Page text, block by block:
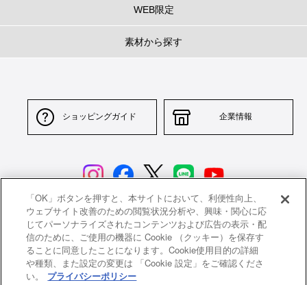
WEB限定
素材から探す
ショッピングガイド 企業情報
サイトポリシー 特定商取引法に基づく表示
並行輸入品について 個人情報保護方針
返品について
「OK」ボタンを押すと、本サイトにおいて、利便性向上、
ウェブサイト改善のための閲覧状況分析や、興味・関心に応
じてパーソナライズされたコンテンツおよび広告の表示・配
信のために、ご使用の機器に Cookie （クッキー）を保存す
ることに同意したことになります。Cookie使用目的の詳細
や種類、また設定の変更は 「Cookie 設定」をご確認くださ
い。
プライバシーポリシー